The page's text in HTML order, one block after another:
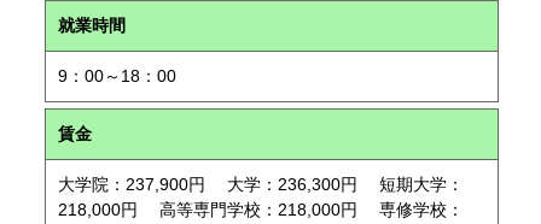
就業時間
9：00～18：00
賃金
大学院：237,900円 大学：236,300円 短期大学：
218,000円 高等専門学校：218,000円 専修学校：